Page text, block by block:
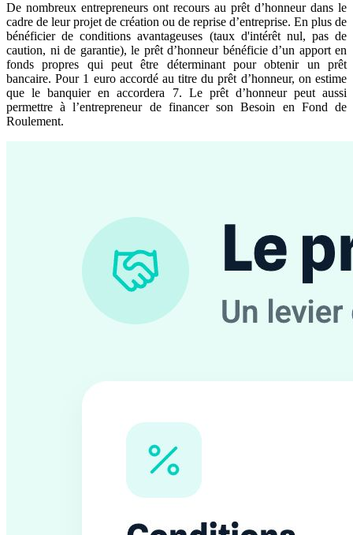
De nombreux entrepreneurs ont recours au prêt d’honneur dans le
cadre de leur projet de création ou de reprise d’entreprise. En plus de
bénéficier de conditions avantageuses (taux d'intérêt nul, pas de
caution, ni de garantie), le prêt d’honneur bénéficie d’un apport en
fonds propres qui peut être déterminant pour obtenir un prêt
bancaire. Pour 1 euro accordé au titre du prêt d’honneur, on estime
que le banquier en accordera 7. Le prêt d’honneur peut aussi
permettre à l’entrepreneur de financer son Besoin en Fond de
Roulement.